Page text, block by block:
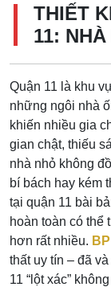
THIẾT
11:
Quận 11 là khu
những ngôi nhà
khiến nhiều gia
gian chật, thiếu
nhà nhỏ không
bí bách hay kém
tại quận 11 bài
hoàn toàn có thể
hơn rất nhiều.
thất uy tín – đã
11 “lột xác”